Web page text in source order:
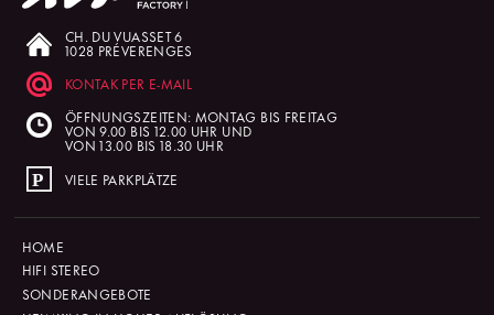
CH. DU VUASSET 6
1028 PRÉVERENGES
KONTAK PER E-MAIL
ÖFFNUNGSZEITEN: MONTAG BIS FREITAG
VON 9.00 BIS 12.00 UHR UND
VON 13.00 BIS 18.30 UHR
VIELE PARKPLÄTZE
HOME
HIFI STEREO
SONDERANGEBOTE